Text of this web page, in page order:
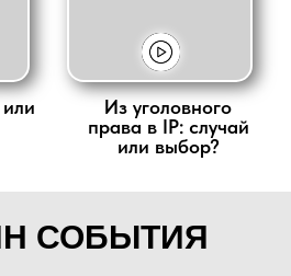
Из уголовного
права в IP: случай
или выбор?
СОБЫТИЯ